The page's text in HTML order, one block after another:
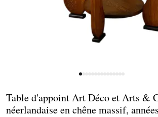
Table d'appoint Art Déco et Arts &
néerlandaise en chêne massif,